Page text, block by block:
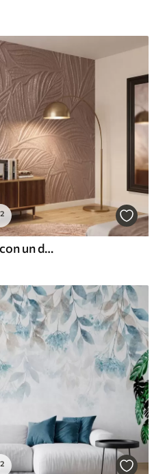
Hojas tropicales en relieve con un delicado diseño en tonos beige cálidos